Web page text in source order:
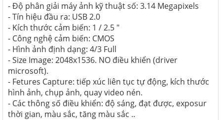
- Độ phân giải máy ảnh kỹ thuật số: 3.14 Megapixels
- Tín hiệu đầu ra: USB 2.0
- Kích thước cảm biến: 1 / 2.5 "
- Công nghệ cảm biến: CMOS
- Hình ảnh định dạng: 4/3 Full
- Size Image: 2048x1536. NO điều khiển (driver
microsoft).
- Fetures Capture: tiếp xúc liên tục tự động, kích thước
hình ảnh, chụp ảnh, quay video nén.
- Các thông số điều khiển: độ sáng, đạt được, exposur
thời gian, màu sắc, tăng màu sắc ..